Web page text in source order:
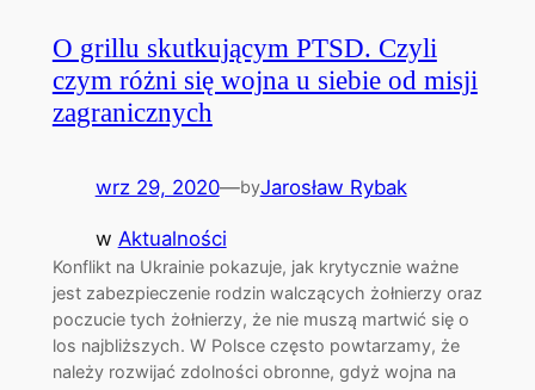
O grillu skutkującym PTSD. Czyli
czym różni się wojna u siebie od misji
zagranicznych
wrz 29, 2020—byJarosław Rybak
w Aktualności
Konflikt na Ukrainie pokazuje, jak krytycznie ważne
jest zabezpieczenie rodzin walczących żołnierzy oraz
poczucie tych żołnierzy, że nie muszą martwić się o
los najbliższych. W Polsce często powtarzamy, że
należy rozwijać zdolności obronne, gdyż wojna na